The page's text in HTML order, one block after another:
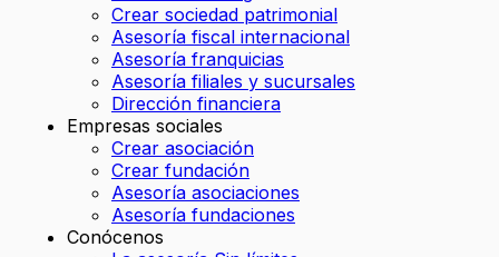
Crear sociedad patrimonial
Asesoría fiscal internacional
Asesoría franquicias
Asesoría filiales y sucursales
Dirección financiera
Empresas sociales
Crear asociación
Crear fundación
Asesoría asociaciones
Asesoría fundaciones
Conócenos